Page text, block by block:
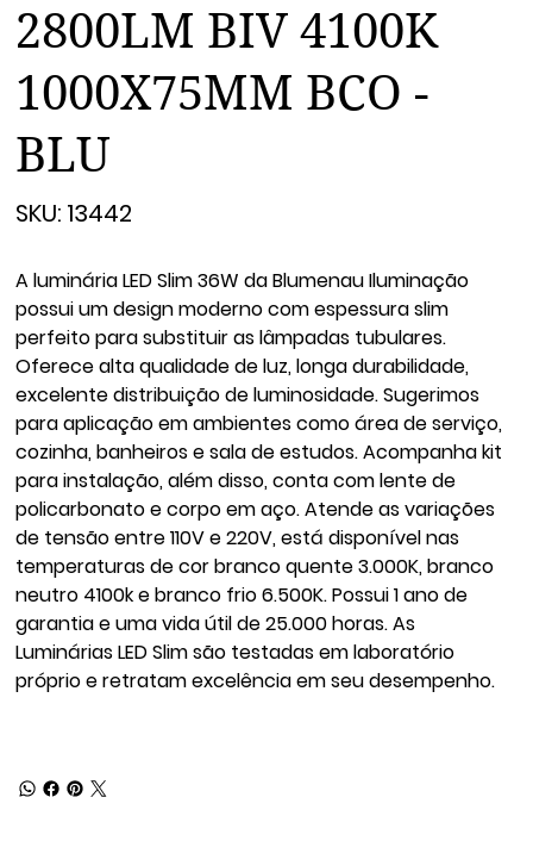
2800LM BIV 4100K
1000X75MM BCO -
BLU
SKU:
13442
13442
A luminária LED Slim 36W da Blumenau Iluminação
possui um design moderno com espessura slim
perfeito para substituir as lâmpadas tubulares.
Oferece alta qualidade de luz, longa durabilidade,
excelente distribuição de luminosidade. Sugerimos
para aplicação em ambientes como área de serviço,
cozinha, banheiros e sala de estudos. Acompanha kit
para instalação, além disso, conta com lente de
policarbonato e corpo em aço. Atende as variações
de tensão entre 110V e 220V, está disponível nas
temperaturas de cor branco quente 3.000K, branco
neutro 4100k e branco frio 6.500K. Possui 1 ano de
garantia e uma vida útil de 25.000 horas. As
Luminárias LED Slim são testadas em laboratório
próprio e retratam excelência em seu desempenho.